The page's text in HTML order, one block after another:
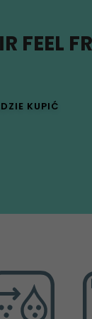
FEEL
KUPIĆ